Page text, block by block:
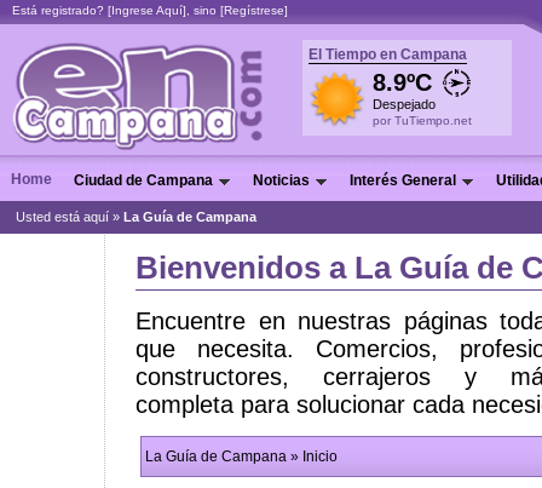
Está registrado? [Ingrese Aquí], sino [Regístrese]
El Tiempo en Campana
8.9ºC
Despejado
por TuTiempo.net
Home Ciudad de Campana Noticias Interés General
Usted está aquí » La Guía de Campana
Bienvenidos a La Guía de
Encuentre en nuestras páginas
que necesita. Comercios,
constructores, cerrajeros y
completa para solucionar cada
La Guía de Campana » Inicio